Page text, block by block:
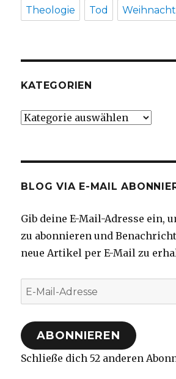
Theologie Tod
KATEGORIEN
Kategorien
BLOG VIA E-MAIL
Gib deine E-Mail-Adresse ein,
zu abonnieren und
neue Artikel per E-Mail zu
E-
Mail-
Adresse
ABONNIEREN
Schließe dich 52 anderen